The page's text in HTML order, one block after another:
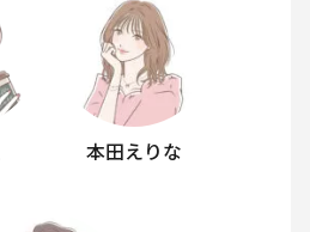
本田えりな